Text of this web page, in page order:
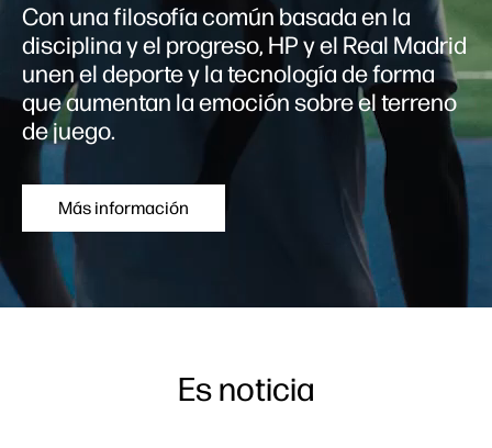
Con una filosofía común basada en la
disciplina y el progreso, HP y el Real Madrid
unen el deporte y la tecnología de forma
que aumentan la emoción sobre el terreno
de juego.
Más información
Es noticia